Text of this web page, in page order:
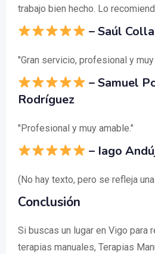
trabajo bien hecho. Lo
–Saúl
"Gran servicio, profesional y
–Samuel
Rodríguez
"Profesional y muy amable."
– Iago
(No hay texto, pero se refleja
Conclusión
Si buscas un lugar en Vigo para
terapias manuales, Terapias